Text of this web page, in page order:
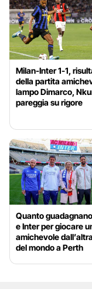
Milan-Inter 1-1,
della partita
lampo Dimarco,
pareggia su rigore
Quanto
e Inter per giocare
amichevole
del mondo a Perth